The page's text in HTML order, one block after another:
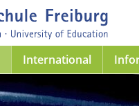
International